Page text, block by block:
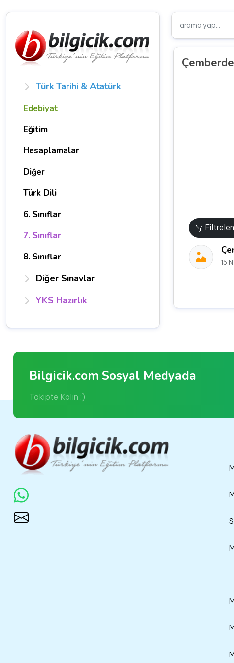
Türk Tarihi & Atatürk
Edebiyat
Eğitim
Hesaplamalar
Diğer
Türk Dili
6. Sınıflar
7. Sınıflar
8. Sınıflar
Diğer Sınavlar
YKS Hazırlık
15
Bilgicik.com Sosyal Medyada
Takipte Kalın :)